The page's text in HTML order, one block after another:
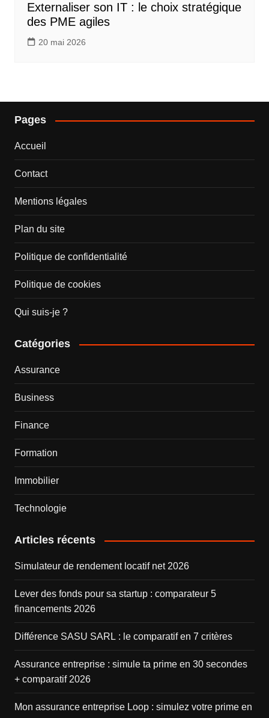
Externaliser son IT : le choix stratégique
des PME agiles
20 mai 2026
Pages
Accueil
Contact
Mentions légales
Plan du site
Politique de confidentialité
Politique de cookies
Qui suis-je ?
Catégories
Assurance
Business
Finance
Formation
Immobilier
Technologie
Articles récents
Simulateur de rendement locatif net 2026
Lever des fonds pour sa startup : comparateur 5
financements 2026
Différence SASU SARL : le comparatif en 7 critères
Assurance entreprise : simule ta prime en 30 secondes
+ comparatif 2026
Mon assurance entreprise Loop : simulez votre prime en